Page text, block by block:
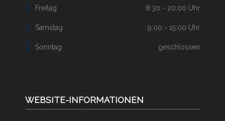
Freitag 8:30 - 20:00 Uhr
Samstag 9:00 - 15:00 Uhr
Sonntag geschlossen
WEBSITE-INFORMATIONEN